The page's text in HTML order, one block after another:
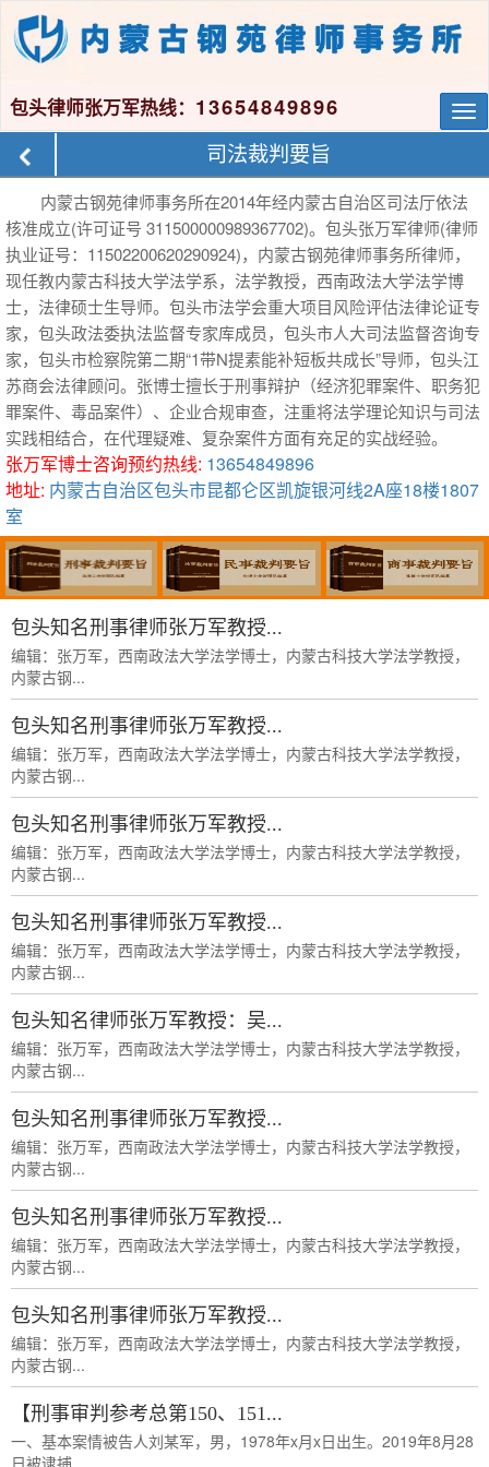
包头律师张万军热线： 13654849896
司法裁判要旨
内蒙古钢苑律师事务所在2014年经内蒙古自治区司法厅依法
核准成立(许可证号 311500000989367702)。包头张万军律师(律师
执业证号：11502200620290924)，内蒙古钢苑律师事务所律师，
现任教内蒙古科技大学法学系，法学教授，西南政法大学法学博
士，法律硕士生导师。包头市法学会重大项目风险评估法律论证专
家，包头政法委执法监督专家库成员，包头市人大司法监督咨询专
家，包头市检察院第二期“1带N提素能补短板共成长”导师，包头江
苏商会法律顾问。张博士擅长于刑事辩护（经济犯罪案件、职务犯
罪案件、毒品案件）、企业合规审查，注重将法学理论知识与司法
实践相结合，在代理疑难、复杂案件方面有充足的实战经验。
张万军博士咨询预约热线: 13654849896
地址: 内蒙古自治区包头市昆都仑区凯旋银河线2A座18楼1807
室
包头知名刑事律师张万军教授...
编辑：张万军，西南政法大学法学博士，内蒙古科技大学法学教授，
内蒙古钢...
包头知名刑事律师张万军教授...
编辑：张万军，西南政法大学法学博士，内蒙古科技大学法学教授，
内蒙古钢...
包头知名刑事律师张万军教授...
编辑：张万军，西南政法大学法学博士，内蒙古科技大学法学教授，
内蒙古钢...
包头知名刑事律师张万军教授...
编辑：张万军，西南政法大学法学博士，内蒙古科技大学法学教授，
内蒙古钢...
包头知名律师张万军教授：吴...
编辑：张万军，西南政法大学法学博士，内蒙古科技大学法学教授，
内蒙古钢...
包头知名刑事律师张万军教授...
编辑：张万军，西南政法大学法学博士，内蒙古科技大学法学教授，
内蒙古钢...
包头知名刑事律师张万军教授...
编辑：张万军，西南政法大学法学博士，内蒙古科技大学法学教授，
内蒙古钢...
包头知名刑事律师张万军教授...
编辑：张万军，西南政法大学法学博士，内蒙古科技大学法学教授，
内蒙古钢...
【刑事审判参考总第150、151...
一、基本案情被告人刘某军，男，1978年x月x日出生。2019年8月28
日被逮捕...